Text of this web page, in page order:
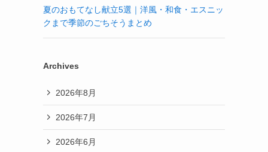
夏のおもてなし献立5選｜洋風・和食・エスニッ
クまで季節のごちそうまとめ
Archives
2026年8月
2026年7月
2026年6月